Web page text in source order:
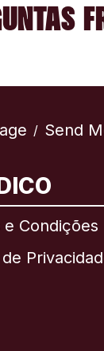
/ Send
e Condições